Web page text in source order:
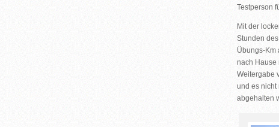
Testperson
Mit der
Stunden
Übungs-Km
nach Hause
Weitergabe
und es nicht
abgehalten